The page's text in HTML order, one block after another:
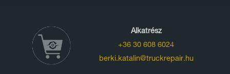
Alkatrész
+36 30 608 6024
berki.katalin@truckrepair.hu